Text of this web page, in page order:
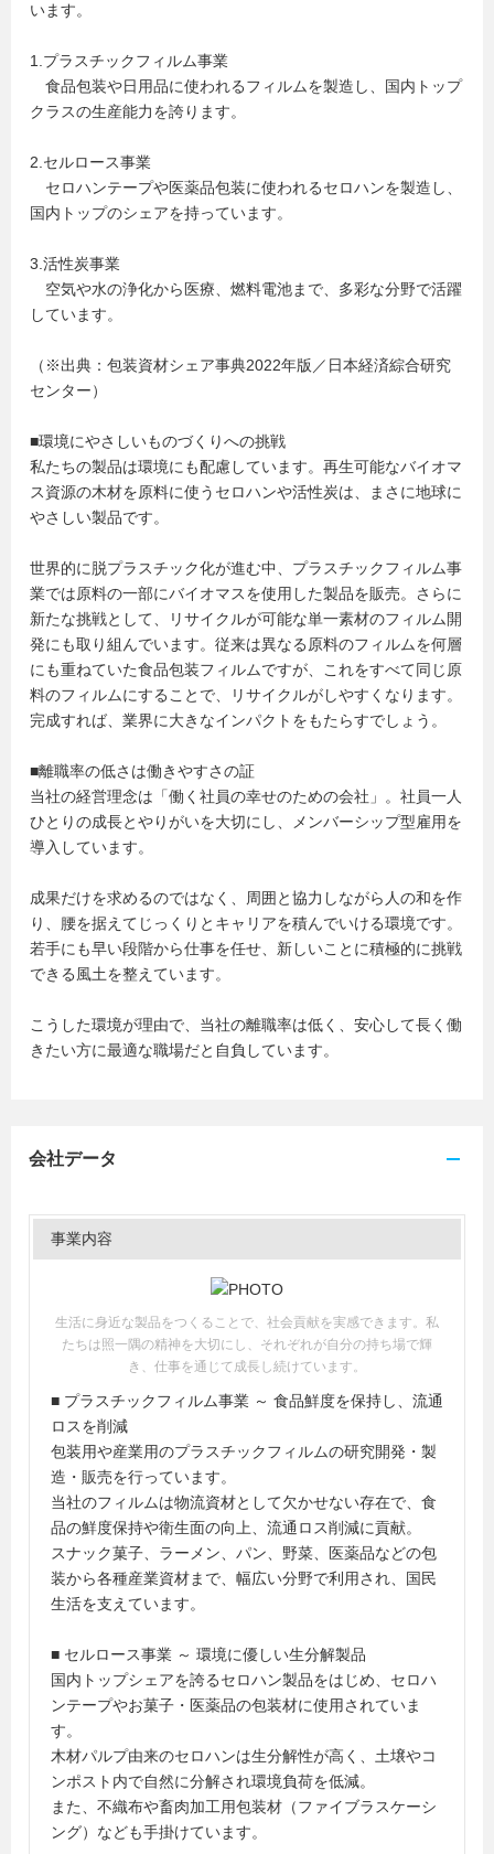
います。
1.プラスチックフィルム事業
食品包装や日用品に使われるフィルムを製造し、国内トップ
クラスの生産能力を誇ります。
2.セルロース事業
セロハンテープや医薬品包装に使われるセロハンを製造し、
国内トップのシェアを持っています。
3.活性炭事業
空気や水の浄化から医療、燃料電池まで、多彩な分野で活躍
しています。
（※出典：包装資材シェア事典2022年版／日本経済綜合研究
センター）
■環境にやさしいものづくりへの挑戦
私たちの製品は環境にも配慮しています。再生可能なバイオマ
ス資源の木材を原料に使うセロハンや活性炭は、まさに地球に
やさしい製品です。
世界的に脱プラスチック化が進む中、プラスチックフィルム事
業では原料の一部にバイオマスを使用した製品を販売。さらに
新たな挑戦として、リサイクルが可能な単一素材のフィルム開
発にも取り組んでいます。従来は異なる原料のフィルムを何層
にも重ねていた食品包装フィルムですが、これをすべて同じ原
料のフィルムにすることで、リサイクルがしやすくなります。
完成すれば、業界に大きなインパクトをもたらすでしょう。
■離職率の低さは働きやすさの証
当社の経営理念は「働く社員の幸せのための会社」。社員一人
ひとりの成長とやりがいを大切にし、メンバーシップ型雇用を
導入しています。
成果だけを求めるのではなく、周囲と協力しながら人の和を作
り、腰を据えてじっくりとキャリアを積んでいける環境です。
若手にも早い段階から仕事を任せ、新しいことに積極的に挑戦
できる風土を整えています。
こうした環境が理由で、当社の離職率は低く、安心して長く働
きたい方に最適な職場だと自負しています。
会社データ
事業内容
生活に身近な製品をつくることで、社会貢献を実感できます。私
たちは照一隅の精神を大切にし、それぞれが自分の持ち場で輝
き、仕事を通じて成長し続けています。
■ プラスチックフィルム事業 ～ 食品鮮度を保持し、流通
ロスを削減
包装用や産業用のプラスチックフィルムの研究開発・製
造・販売を行っています。
当社のフィルムは物流資材として欠かせない存在で、食
品の鮮度保持や衛生面の向上、流通ロス削減に貢献。
スナック菓子、ラーメン、パン、野菜、医薬品などの包
装から各種産業資材まで、幅広い分野で利用され、国民
生活を支えています。
■ セルロース事業 ～ 環境に優しい生分解製品
国内トップシェアを誇るセロハン製品をはじめ、セロハ
ンテープやお菓子・医薬品の包装材に使用されていま
す。
木材パルプ由来のセロハンは生分解性が高く、土壌やコ
ンポスト内で自然に分解され環境負荷を低減。
また、不織布や畜肉加工用包装材（ファイブラスケーシ
ング）なども手掛けています。